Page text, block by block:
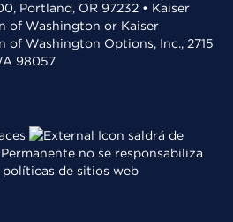
Portland, OR 97232 • Kaiser
of Washington or Kaiser
of Washington Options, Inc., 2715
98057
saldrá de
no se responsabiliza
de sitios web